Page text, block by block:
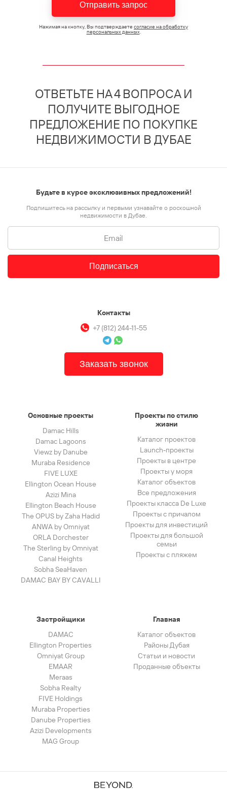
Отправить запрос
Нажимая на кнопку, Вы подтверждаетесогласие на обработку
персональных данных.
ОТВЕТЬТЕ НА 4 ВОПРОСА И
ПОЛУЧИТЕ ВЫГОДНОЕ
ПРЕДЛОЖЕНИЕ ПО ПОКУПКЕ
НЕДВИЖИМОСТИ В ДУБАЕ
Основные проекты
Damac Hills
Damac Lagoons
Viewz by Danube
Muraba Residence
FIVE LUXE
Ellington Ocean House
Azizi Mina
Ellington Beach House
The OPUS by Zaha Hadid
ANWA by Omniyat
ORLA Dorchester
The Sterling by Omniyat
Canal Heights
Sobha SeaHaven
DAMAC BAY BY CAVALLI
Проекты по стилю
жизни
Каталог проектов
Launch-проекты
Проекты в центре
Проекты у моря
Каталог объектов
Все предложения
Проекты класса De Luxe
Проекты с причалом
Проекты для инвестиций
Проекты для большой
семьи
Проекты с пляжем
Застройщики
DAMAC
Ellington Properties
Omniyat Group
EMAAR
Meraas
Sobha Realty
FIVE Holdings
Muraba Properties
Danube Properties
Azizi Developments
MAG Group
Главная
Каталог объектов
Районы Дубая
Статьи и новости
Проданные объекты
Контакты
+7 (812) 244-11-55
Заказать звонок
Будьте в курсе эксклюзивных предложений!
Подпишитесь на рассылку и первыми узнавайте о роскошной
недвижимости в Дубае.
Подписаться